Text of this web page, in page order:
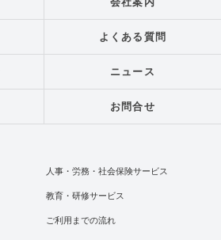
よくある質問
ニュース
お問合せ
人事・労務・社会保険サービス
教育・研修サービス
ご利用までの流れ